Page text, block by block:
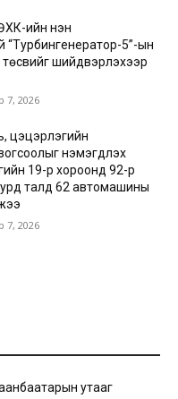
ийн нэн
“Турбингенератор-5”-ын
шийдвэрлэхээр
7, 2026
цэцэрлэгийн
нэмэгдүүлэх
19-р хороонд 92-р
талд 62 автомашины
7, 2026
утааг